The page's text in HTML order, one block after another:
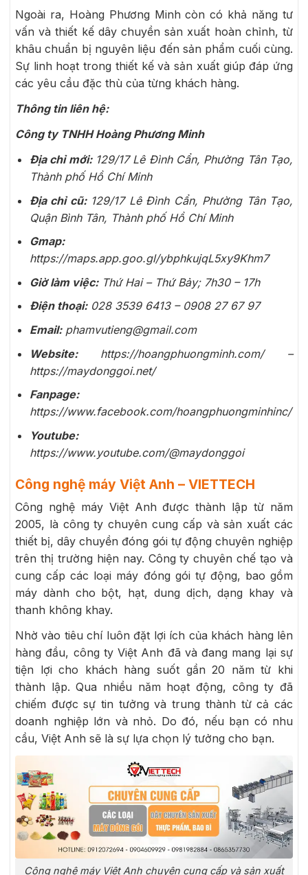
Ngoài ra, Hoàng Phương Minh còn có khả năng tư
vấn và thiết kế dây chuyền sản xuất hoàn chỉnh, từ
khâu chuẩn bị nguyên liệu đến sản phẩm cuối cùng.
Sự linh hoạt trong thiết kế và sản xuất giúp đáp ứng
các yêu cầu đặc thù của từng khách hàng.
Thông tin liên hệ:
Công ty TNHH Hoàng Phương Minh
Địa chỉ mới:129/17 Lê Đình Cẩn, Phường Tân Tạo,
Thành phố Hồ Chí Minh
Địa chỉ cũ:129/17 Lê Đình Cẩn, Phường Tân Tạo,
Quận Bình Tân, Thành phố Hồ Chí Minh
Gmap:
https://maps.app.goo.gl/ybphkujqL5xy9Khm7
Giờ làm việc:Thứ Hai – Thứ Bảy; 7h30 – 17h
Điện thoại:028 3539 6413 – 0908 27 67 97
Email:phamvutieng@gmail.com
Website:https://hoangphuongminh.com/ –
https://maydonggoi.net/
Fanpage:
https://www.facebook.com/hoangphuongminhinc/
Youtube:
https://www.youtube.com/@maydonggoi
Công nghệ máy Việt Anh – VIETTECH
Công nghệ máy Việt Anh được thành lập từ năm
2005, là công ty chuyên cung cấp và sản xuất các
thiết bị, dây chuyền đóng gói tự động chuyên nghiệp
trên thị trường hiện nay. Công ty chuyên chế tạo và
cung cấp các loại máy đóng gói tự động, bao gồm
máy dành cho bột, hạt, dung dịch, dạng khay và
thanh không khay.
Nhờ vào tiêu chí luôn đặt lợi ích của khách hàng lên
hàng đầu, công ty Việt Anh đã và đang mang lại sự
tiện lợi cho khách hàng suốt gần 20 năm từ khi
thành lập. Qua nhiều năm hoạt động, công ty đã
chiếm được sự tin tưởng và trung thành từ cả các
doanh nghiệp lớn và nhỏ. Do đó, nếu bạn có nhu
cầu, Việt Anh sẽ là sự lựa chọn lý tưởng cho bạn.
Công nghệ máy Việt Anh chuyên cung cấp và sản xuất